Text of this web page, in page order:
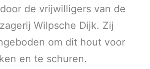
de vrijwilligers van de
Wilpsche Dijk. Zij
om dit hout voor
en te schuren.